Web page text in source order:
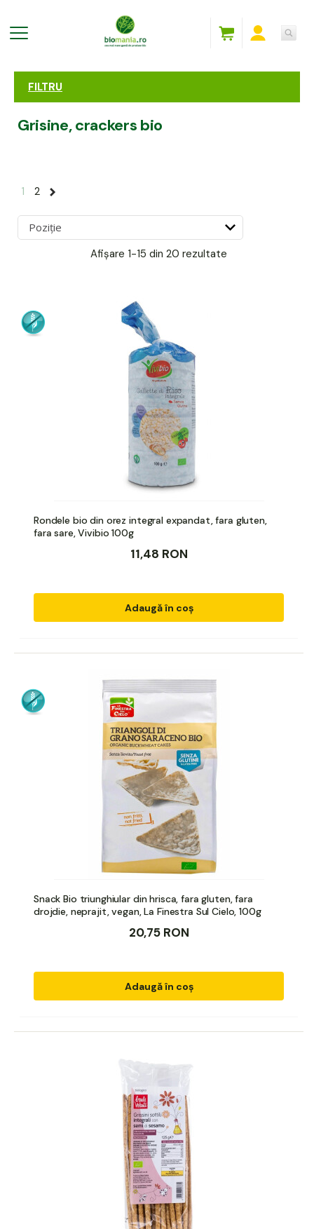
FILTRU
Grisine, crackers bio
1 2
Afișare 1-15 din 20 rezultate
Rondele bio din orez integral expandat, fara gluten,
fara sare, Vivibio 100g
11,48 RON
Adaugă în coș
Snack Bio triunghiular din hrisca, fara gluten, fara
drojdie, neprajit, vegan, La Finestra Sul Cielo, 100g
20,75 RON
Adaugă în coș